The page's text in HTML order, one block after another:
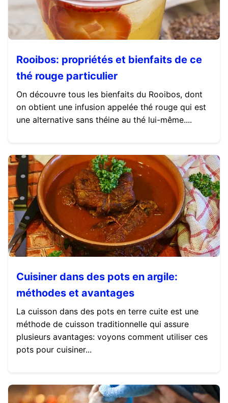
Rooibos: propriétés et bienfaits de ce
thé rouge particulier
On découvre tous les bienfaits du Rooibos, dont
on obtient une infusion appelée thé rouge qui est
une alternative sans théine au thé lui-même....
Cuisiner dans des pots en argile:
méthodes et avantages
La cuisson dans des pots en terre cuite est une
méthode de cuisson traditionnelle qui assure
plusieurs avantages: voyons comment utiliser ces
pots pour cuisiner...